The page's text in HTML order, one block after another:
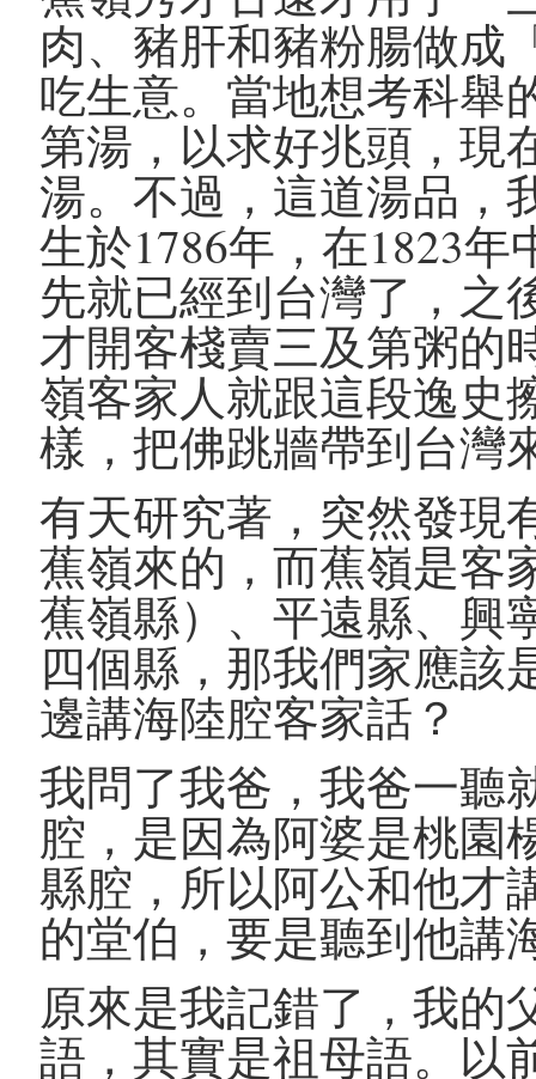
肉、豬肝和豬粉腸做成
吃生意。當地想考科舉
第湯，以求好兆頭，現
湯。不過，這道湯品，
生於1786年，在1823
先就已經到台灣了，之
才開客棧賣三及第粥的
嶺客家人就跟這段逸史
樣，把佛跳牆帶到台灣
有天研究著，突然發現
蕉嶺來的，而蕉嶺是客
蕉嶺縣）、平遠縣、興
四個縣，那我們家應該
邊講海陸腔客家話？
我問了我爸，我爸一聽
腔，是因為阿婆是桃園
縣腔，所以阿公和他才
的堂伯，要是聽到他講
原來是我記錯了，我的
語，其實是祖母語。以